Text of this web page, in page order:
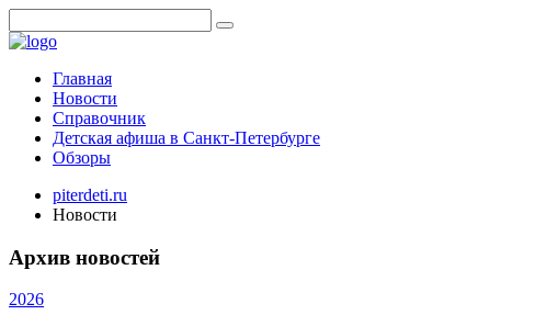
Главная
Новости
Справочник
Детская афиша в Санкт-Петербурге
Обзоры
piterdeti.ru
Новости
Архив новостей
2026